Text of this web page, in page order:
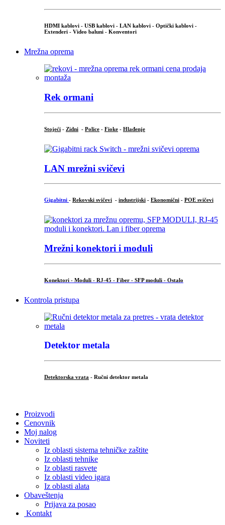
HDMI kablovi - USB kablovi - LAN kablovi - Optički kablovi -
Extenderi - Video baluni - Konventori
Mrežna oprema
Rek ormani
Stojeći - Zidni - Police - Fioke - Hlađenje
LAN mrežni svičevi
Gigabitni - Rekovski svičevi - industrijski - Ekonomični - POE svičevi
Mrežni konektori i moduli
Konektori - Moduli - RJ-45 - Fiber - SFP moduli - Ostalo
Kontrola pristupa
Detektor metala
Detektorska vrata - Ručni detektor metala
Proizvodi
Cenovnik
Moj nalog
Noviteti
Iz oblasti sistema tehničke zaštite
Iz oblasti tehnike
Iz oblasti rasvete
Iz oblasti video igara
Iz oblasti alata
Obaveštenja
Prijava za posao
Kontakt